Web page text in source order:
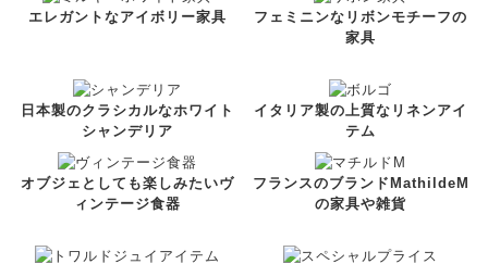
エレガントなアイボリー家具
フェミニンなリボンモチーフの
家具
日本製のクラシカルなホワイト
シャンデリア
イタリア製の上質なリネンアイ
テム
オブジェとしても楽しみたいヴ
ィンテージ食器
フランスのブランドMathildeM
の家具や雑貨